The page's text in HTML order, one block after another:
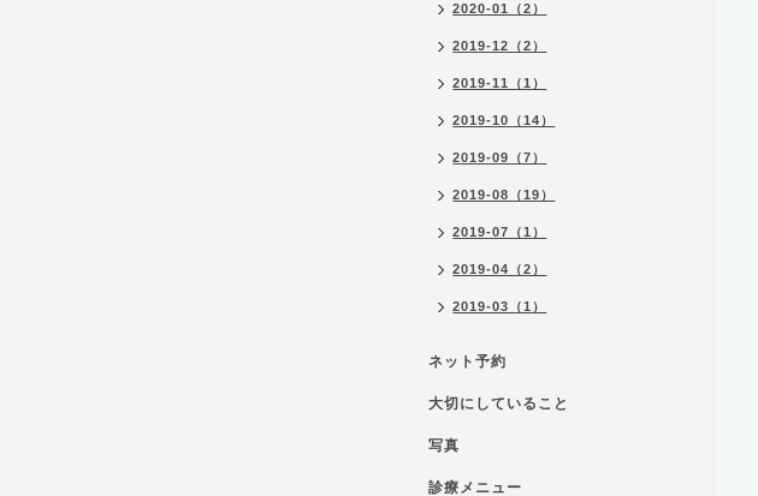
2020-01（2）
2019-12（2）
2019-11（1）
2019-10（14）
2019-09（7）
2019-08（19）
2019-07（1）
2019-04（2）
2019-03（1）
ネット予約
大切にしていること
写真
診療メニュー